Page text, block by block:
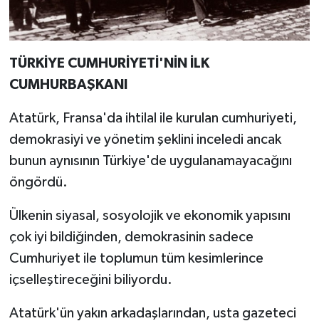
TÜRKİYE CUMHURİYETİ'NİN İLK
CUMHURBAŞKANI
Atatürk, Fransa'da ihtilal ile kurulan cumhuriyeti,
demokrasiyi ve yönetim şeklini inceledi ancak
bunun aynısının Türkiye'de uygulanamayacağını
öngördü.
Ülkenin siyasal, sosyolojik ve ekonomik yapısını
çok iyi bildiğinden, demokrasinin sadece
Cumhuriyet ile toplumun tüm kesimlerince
içselleştireceğini biliyordu.
Atatürk'ün yakın arkadaşlarından, usta gazeteci